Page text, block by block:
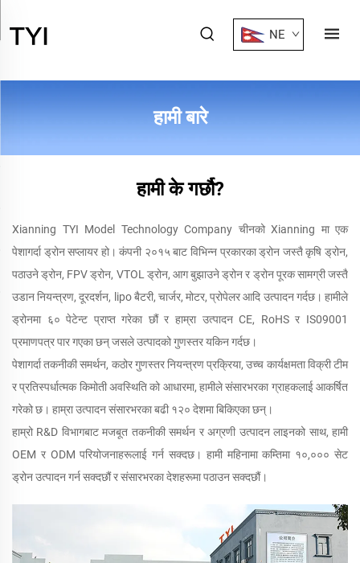
NE
हामी बारे
हामी के गर्छौ?
Xianning TYI Model Technology Company चीनको Xianning मा एक
पेशागर्दा ड्रोन सप्लायर हो। कंपनी २०१५ बाट विभिन्न प्रकारका ड्रोन जस्तै कृषि ड्रोन,
पठाउने ड्रोन, FPV ड्रोन, VTOL ड्रोन, आग बुझाउने ड्रोन र ड्रोन पूरक सामग्री जस्तै
उडान नियन्त्रण, दूरदर्शन, lipo बैटरी, चार्जर, मोटर, प्रोपेलर आदि उत्पादन गर्दछ। हामीले
ड्रोनमा ६० पेटेन्ट प्राप्त गरेका छौं र हाम्रा उत्पादन CE, RoHS र IS09001
प्रमाणपत्र पार गएका छन् जसले उत्पादको गुणस्तर यकिन गर्दछ।
पेशागर्दा तकनीकी समर्थन, कठोर गुणस्तर नियन्त्रण प्रक्रिया, उच्च कार्यक्षमता विक्री टीम
र प्रतिस्पर्धात्मक किमोती अवस्थिति को आधारमा, हामीले संसारभरका ग्राहकलाई आकर्षित
गरेको छ। हाम्रा उत्पादन संसारभरका बढी १२० देशमा बिकिएका छन्।
हाम्रो R&D विभागबाट मजबूत तकनीकी समर्थन र अग्रणी उत्पादन लाइनको साथ, हामी
OEM र ODM परियोजनाहरूलाई गर्न सक्दछ। हामी महिनामा कम्तिमा १०,००० सेट
ड्रोन उत्पादन गर्न सक्दछौं र संसारभरका देशहरूमा पठाउन सक्दछौं।